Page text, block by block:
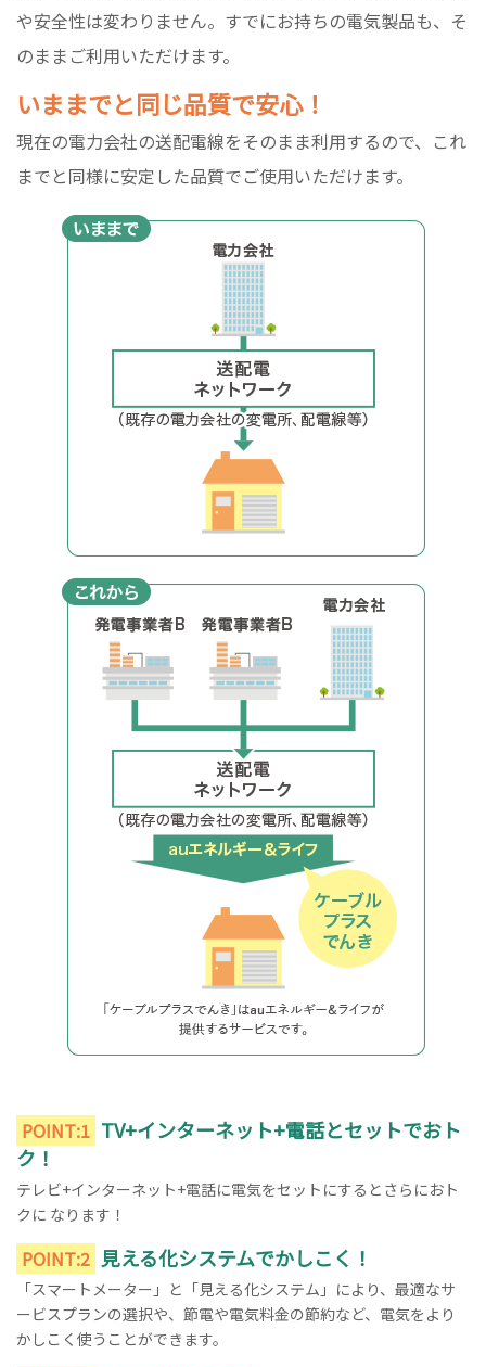
や安全性は変わりません。すでにお持ちの電気製品も、そ
のままご利用いただけます。
いままでと同じ品質で安心！
現在の電力会社の送配電線をそのまま利用するので、これ
までと同様に安定した品質でご使用いただけます。
POINT:1 TV+インターネット+電話とセットでおト
ク！
テレビ+インターネット+電話に電気をセットにするとさらにおト
クに なります！
POINT:2 見える化システムでかしこく！
「スマートメーター」と「見える化システム」により、最適なサ
ービスプランの選択や、節電や電気料金の節約など、電気をより
かしこく使うことができます。